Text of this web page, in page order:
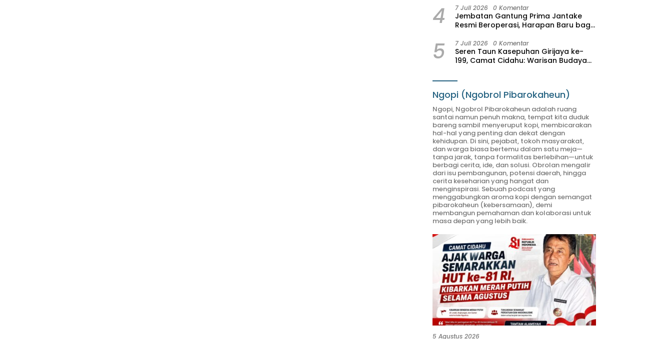
4 7 Juli 2026 0 Komentar
Jembatan Gantung Prima Jantake
Resmi Beroperasi, Harapan Baru bagi
5 7 Juli 2026 0 Komentar
Seren Taun Kasepuhan Girijaya ke-
199, Camat Cidahu: Warisan Budaya
Ngopi (Ngobrol Pibarokaheun)
Ngopi, Ngobrol Pibarokaheun adalah ruang
santai namun penuh makna, tempat kita duduk
bareng sambil menyeruput kopi, membicarakan
hal-hal yang penting dan dekat dengan
kehidupan. Di sini, pejabat, tokoh masyarakat,
dan warga biasa bertemu dalam satu meja—
tanpa jarak, tanpa formalitas berlebihan—untuk
berbagi cerita, ide, dan solusi. Obrolan mengalir
dari isu pembangunan, potensi daerah, hingga
cerita keseharian yang hangat dan
menginspirasi. Sebuah podcast yang
menggabungkan aroma kopi dengan semangat
pibarokaheun (kebersamaan), demi
membangun pemahaman dan kolaborasi untuk
masa depan yang lebih baik.
5 Agustus 2026